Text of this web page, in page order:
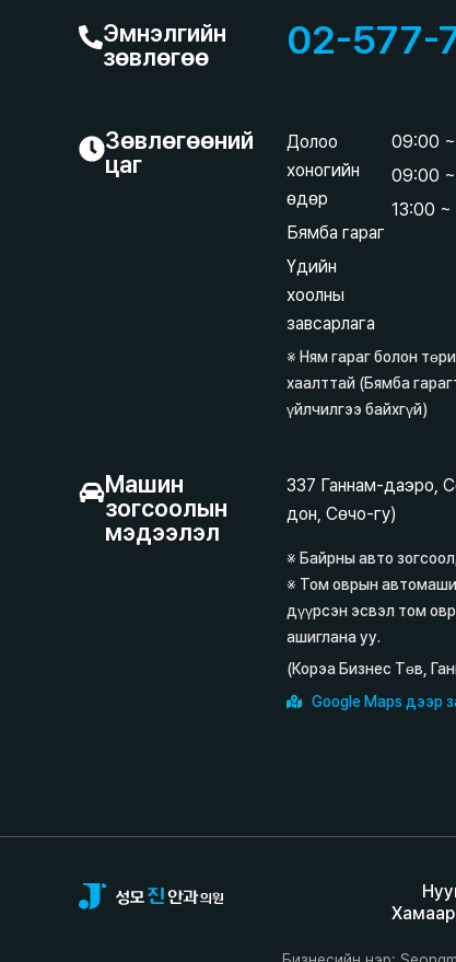
Эмнэлгийн
зөвлөгөө
02-577-
Зөвлөгөөний
цаг
Долоо
хоногийн
өдөр
Бямба гараг
Үдийн
хоолны
завсарлага
09:00
09:00
13:00 ~
※ Ням гараг болон
хаалттай (Бямба
үйлчилгээ байхгүй)
Машин
зогсоолын
мэдээлэл
337 Ганнам-даэро,
дон, Сөчо-гу)
※ Байрны авто
※ Том оврын
дүүрсэн эсвэл том
ашиглана уу.
(Корэа Бизнес Төв,
Google Maps дээр